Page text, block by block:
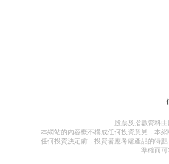
股票及指數資料
本網站的內容概不構成任何投資意見，本
任何投資決定前，投資者應考慮產品的特
準確而可